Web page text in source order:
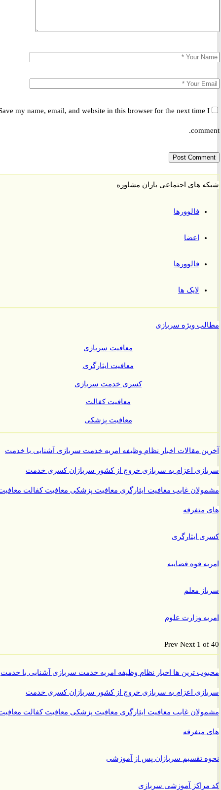
Save my name, email, and website in this browser for the next time
های اجتماعی باران مشاوره
فالوورها
اعضا
فالوورها
لایک ها
ویژه سربازی
معافیت سربازی
معافیت ایثارگری
کسری خدمت سربازی
معافیت کفالت
معافیت پزشکی
مقالاتاخبار نظام وظیفهامریهخدمت سربازیآشنایی با خدمت
اعزام به سربازیخروج از کشور سربازانکسری خدمت
غایبمعافیت ایثارگریمعافیت پزشکیمعافیت کفالتمعافیت
متفرقه
ایثارگری
قوه قضاییه
معلم
وزارت علوم
PrevNext 1
ترین هااخبار نظام وظیفهامریهخدمت سربازیآشنایی با خدمت
اعزام به سربازیخروج از کشور سربازانکسری خدمت
غایبمعافیت ایثارگریمعافیت پزشکیمعافیت کفالتمعافیت
متفرقه
تقسیم سربازان پس از آموزشی
آموزشی سربازی